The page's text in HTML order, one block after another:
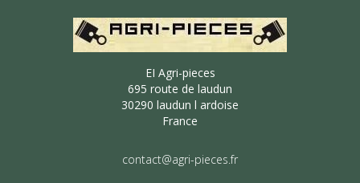
EI Agri-pieces
695 route de laudun
30290 laudun l ardoise
France
contact@agri-pieces.fr